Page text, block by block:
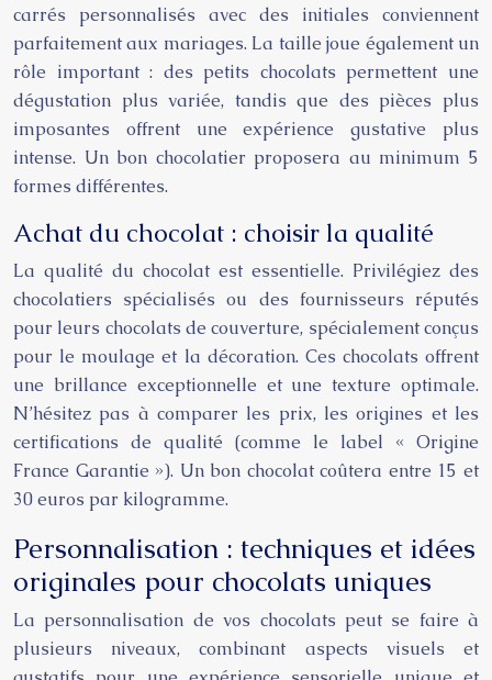
carrés personnalisés avec des initiales conviennent
parfaitement aux mariages. La taille joue également un
rôle important : des petits chocolats permettent une
dégustation plus variée, tandis que des pièces plus
imposantes offrent une expérience gustative plus
intense. Un bon chocolatier proposera au minimum 5
formes différentes.
Achat du chocolat : choisir la qualité
La qualité du chocolat est essentielle. Privilégiez des
chocolatiers spécialisés ou des fournisseurs réputés
pour leurs chocolats de couverture, spécialement conçus
pour le moulage et la décoration. Ces chocolats offrent
une brillance exceptionnelle et une texture optimale.
N’hésitez pas à comparer les prix, les origines et les
certifications de qualité (comme le label « Origine
France Garantie »). Un bon chocolat coûtera entre 15 et
30 euros par kilogramme.
Personnalisation : techniques et idées
originales pour chocolats uniques
La personnalisation de vos chocolats peut se faire à
plusieurs niveaux, combinant aspects visuels et